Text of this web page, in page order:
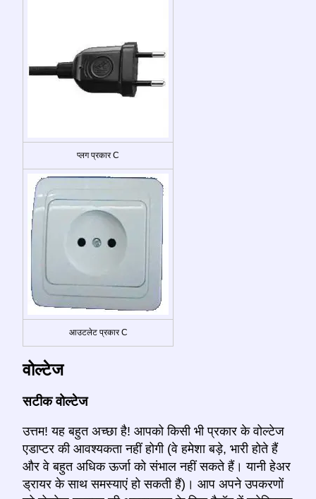
प्लग प्रकार C
आउटलेट प्रकार C
वोल्टेज
सटीक वोल्टेज
उत्तम! यह बहुत अच्छा है! आपको किसी भी प्रकार के वोल्टेज
एडाप्टर की आवश्यकता नहीं होगी (वे हमेशा बड़े, भारी होते हैं
और वे बहुत अधिक ऊर्जा को संभाल नहीं सकते हैं। यानी हेअर
ड्रायर के साथ समस्याएं हो सकती हैं)। आप अपने उपकरणों